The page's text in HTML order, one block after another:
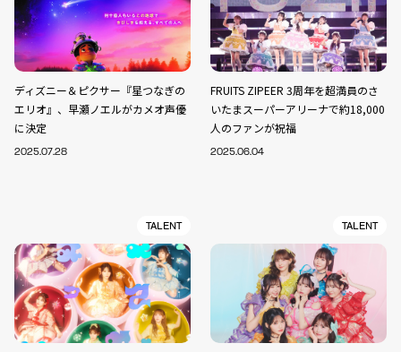
ディズニー＆ピクサー『星つなぎの
エリオ』、早瀬ノエルがカメオ声優
に決定
2025.07.28
FRUITS ZIPEER 3周年を超満員のさ
いたまスーパーアリーナで約18,000
人のファンが祝福
2025.06.04
TALENT TALENT